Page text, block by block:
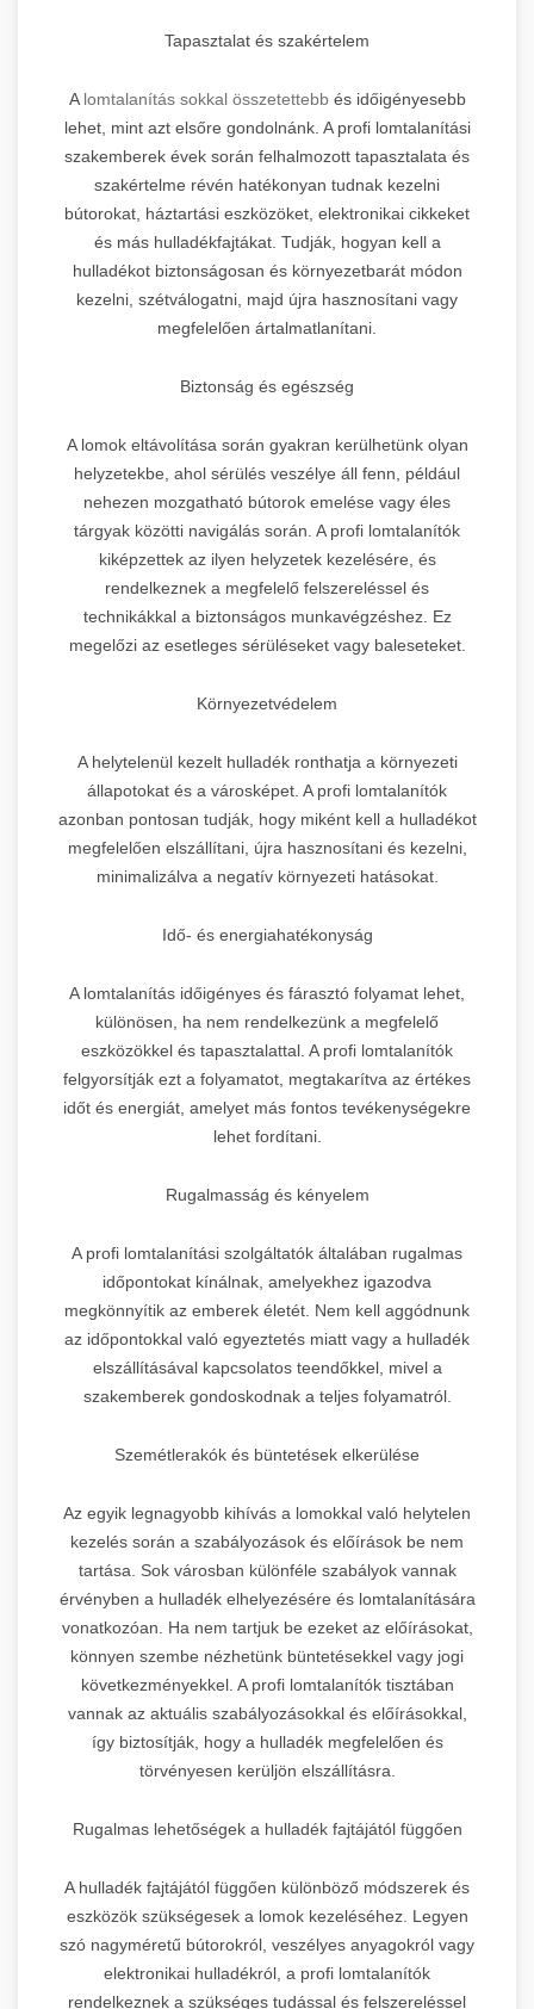
Tapasztalat és szakértelem
Alomtalanítás sokkal összetettebbés időigényesebb
lehet, mint azt elsőre gondolnánk. A profi lomtalanítási
szakemberek évek során felhalmozott tapasztalata és
szakértelme révén hatékonyan tudnak kezelni
bútorokat, háztartási eszközöket, elektronikai cikkeket
és más hulladékfajtákat. Tudják, hogyan kell a
hulladékot biztonságosan és környezetbarát módon
kezelni, szétválogatni, majd újra hasznosítani vagy
megfelelően ártalmatlanítani.
Biztonság és egészség
A lomok eltávolítása során gyakran kerülhetünk olyan
helyzetekbe, ahol sérülés veszélye áll fenn, például
nehezen mozgatható bútorok emelése vagy éles
tárgyak közötti navigálás során. A profi lomtalanítók
kiképzettek az ilyen helyzetek kezelésére, és
rendelkeznek a megfelelő felszereléssel és
technikákkal a biztonságos munkavégzéshez. Ez
megelőzi az esetleges sérüléseket vagy baleseteket.
Környezetvédelem
A helytelenül kezelt hulladék ronthatja a környezeti
állapotokat és a városképet. A profi lomtalanítók
azonban pontosan tudják, hogy miként kell a hulladékot
megfelelően elszállítani, újra hasznosítani és kezelni,
minimalizálva a negatív környezeti hatásokat.
Idő- és energiahatékonyság
A lomtalanítás időigényes és fárasztó folyamat lehet,
különösen, ha nem rendelkezünk a megfelelő
eszközökkel és tapasztalattal. A profi lomtalanítók
felgyorsítják ezt a folyamatot, megtakarítva az értékes
időt és energiát, amelyet más fontos tevékenységekre
lehet fordítani.
Rugalmasság és kényelem
A profi lomtalanítási szolgáltatók általában rugalmas
időpontokat kínálnak, amelyekhez igazodva
megkönnyítik az emberek életét. Nem kell aggódnunk
az időpontokkal való egyeztetés miatt vagy a hulladék
elszállításával kapcsolatos teendőkkel, mivel a
szakemberek gondoskodnak a teljes folyamatról.
Szemétlerakók és büntetések elkerülése
Az egyik legnagyobb kihívás a lomokkal való helytelen
kezelés során a szabályozások és előírások be nem
tartása. Sok városban különféle szabályok vannak
érvényben a hulladék elhelyezésére és lomtalanítására
vonatkozóan. Ha nem tartjuk be ezeket az előírásokat,
könnyen szembe nézhetünk büntetésekkel vagy jogi
következményekkel. A profi lomtalanítók tisztában
vannak az aktuális szabályozásokkal és előírásokkal,
így biztosítják, hogy a hulladék megfelelően és
törvényesen kerüljön elszállításra.
Rugalmas lehetőségek a hulladék fajtájától függően
A hulladék fajtájától függően különböző módszerek és
eszközök szükségesek a lomok kezeléséhez. Legyen
szó nagyméretű bútorokról, veszélyes anyagokról vagy
elektronikai hulladékról, a profi lomtalanítók
rendelkeznek a szükséges tudással és felszereléssel